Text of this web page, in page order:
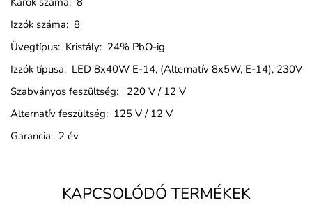
Izzók száma: 8
Üvegtípus: Kristály: 24% PbO-ig
Izzók típusa: LED 8x40W E-14, (Alternatív 8x5W, E-14),
Szabványos feszültség: 220 V / 12 V
Alternatív feszültség: 125 V / 12 V
Garancia: 2 év
KAPCSOLÓDÓ TERMÉKEK